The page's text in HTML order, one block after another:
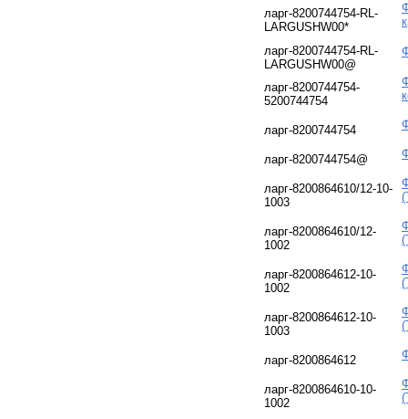
ларг-8200744754-RL-
LARGUSHW00*
ларг-8200744754-RL-
LARGUSHW00@
ларг-8200744754-
5200744754
ларг-8200744754
ларг-8200744754@
ларг-8200864610/12-10-
1003
ларг-8200864610/12-
1002
ларг-8200864612-10-
1002
ларг-8200864612-10-
1003
ларг-8200864612
ларг-8200864610-10-
1002